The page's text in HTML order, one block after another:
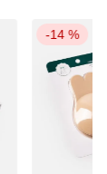
-14 %